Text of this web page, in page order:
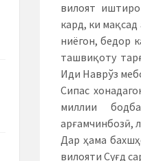
вилоят
кард, ки
ниёгон, бедор
ташвиқоту
Иди Наврўз
Сипас
миллии
арғамчинбозӣ,
Дар ҳама
вилояти Суғд